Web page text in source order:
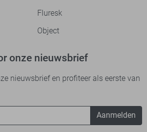
Fluresk
Object
onze nieuwsbrief
nieuwsbrief en profiteer als eerste van
Aanmelden